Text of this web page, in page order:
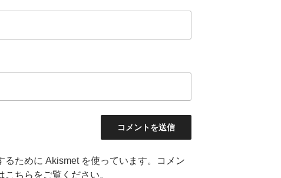
ために Akismet を使っています。
コメン
こちらをご覧ください。